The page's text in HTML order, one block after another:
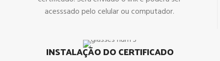
acesssado pelo celular ou computador.
INSTALAÇÃO DO CERTIFICADO